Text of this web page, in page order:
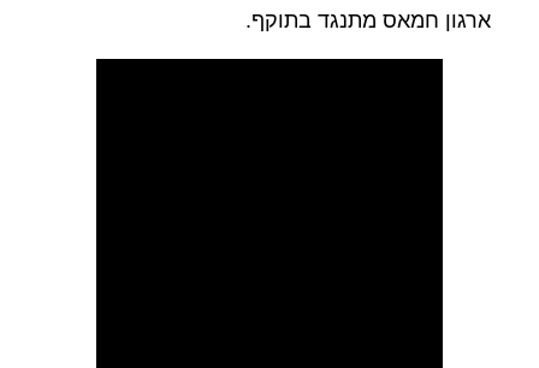
ארגון חמאס מתנגד בתוקף.